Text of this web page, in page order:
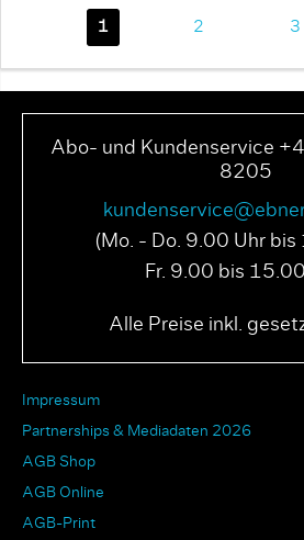
1 2 3
Abo- und Kundenservice
8205
(Mo. - Do. 9.00 Uhr bis
Fr. 9.00 bis
Alle Preise inkl.
Impressum
Partnerships & Mediadaten 2026
AGB Shop
AGB Online
AGB-Print